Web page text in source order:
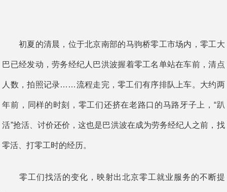
初夏的清晨，位于北京南部的马驹桥零工市场内，零工大
巴已经发动，劳务经纪人巴洪波握着零工名单站在车前，清点
人数，拍照记录……流程走完，零工们有序排队上车。大约两
年前，同样的时刻，零工们还挤在老路口的马路牙子上，“趴
活”抢活、讨价还价，这也是巴洪波在成为劳务经纪人之前，找
零活、打零工时的经历。
零工们找活的变化，映射出北京零工就业服务的不断提